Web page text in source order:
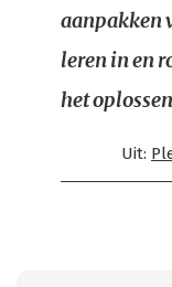
aanpakken
leren in en
het
Uit: